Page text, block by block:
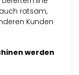
ratsam,
Kunden
werden